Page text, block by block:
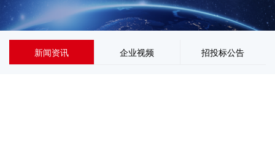
新闻资讯 企业视频 招投标公告